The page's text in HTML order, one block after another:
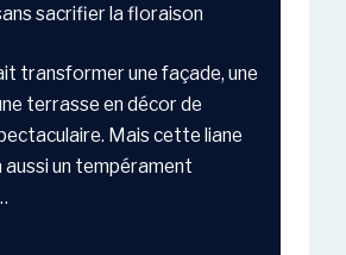
sacrifier la floraison
transformer une façade, une
terrasse en décor de
Mais cette liane
aussi un tempérament